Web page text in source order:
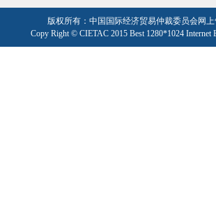
版权所有：中国国际经济贸易仲裁委员会网
Copy Right © CIETAC 2015 Best 1280*1024 Internet